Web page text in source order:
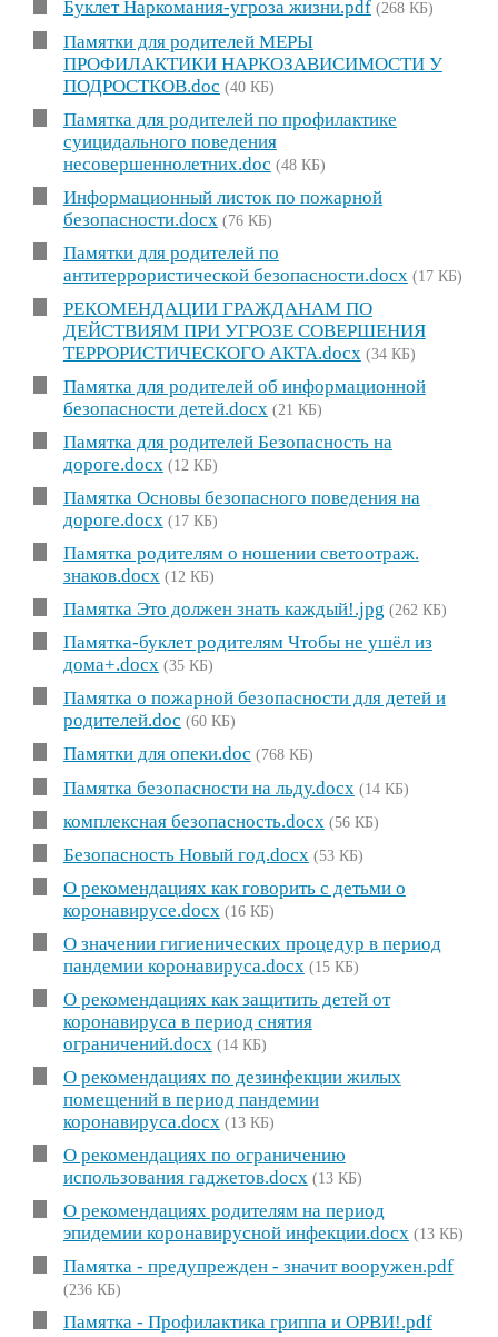
Буклет Наркомания-угроза жизни.pdf (268 КБ)
Памятки для родителей МЕРЫ
ПРОФИЛАКТИКИ НАРКОЗАВИСИМОСТИ У
ПОДРОСТКОВ.doc (40 КБ)
Памятка для родителей по профилактике
суицидального поведения
несовершеннолетних.doc (48 КБ)
Информационный листок по пожарной
безопасности.docx (76 КБ)
Памятки для родителей по
антитеррористической безопасности.docx (17 КБ)
РЕКОМЕНДАЦИИ ГРАЖДАНАМ ПО
ДЕЙСТВИЯМ ПРИ УГРОЗЕ СОВЕРШЕНИЯ
ТЕРРОРИСТИЧЕСКОГО АКТА.docx (34 КБ)
Памятка для родителей об информационной
безопасности детей.docx (21 КБ)
Памятка для родителей Безопасность на
дороге.docx (12 КБ)
Памятка Основы безопасного поведения на
дороге.docx (17 КБ)
Памятка родителям о ношении светоотраж.
знаков.docx (12 КБ)
Памятка Это должен знать каждый!.jpg (262 КБ)
Памятка-буклет родителям Чтобы не ушёл из
дома+.docx (35 КБ)
Памятка о пожарной безопасности для детей и
родителей.doc (60 КБ)
Памятки для опеки.doc (768 КБ)
Памятка безопасности на льду.docx (14 КБ)
комплексная безопасность.docx (56 КБ)
Безопасность Новый год.docx (53 КБ)
О рекомендациях как говорить с детьми о
коронавирусе.docx (16 КБ)
О значении гигиенических процедур в период
пандемии коронавируса.docx (15 КБ)
О рекомендациях как защитить детей от
коронавируса в период снятия
ограничений.docx (14 КБ)
О рекомендациях по дезинфекции жилых
помещений в период пандемии
коронавируса.docx (13 КБ)
О рекомендациях по ограничению
использования гаджетов.docx (13 КБ)
О рекомендациях родителям на период
эпидемии коронавирусной инфекции.docx (13 КБ)
Памятка - предупрежден - значит вооружен.pdf
(236 КБ)
Памятка - Профилактика гриппа и ОРВИ!.pdf